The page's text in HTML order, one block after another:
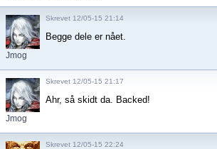
Jmog
Skrevet 12/05-15 21:14
Begge dele er nået.
Jmog
Skrevet 12/05-15 21:17
Ahr, så skidt da. Backed!
Skrevet 12/05-15 22:24